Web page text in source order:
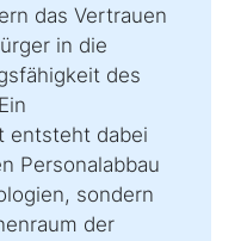
das Vertrauen
in die
des
entsteht dabei
Personalabbau
sondern
der